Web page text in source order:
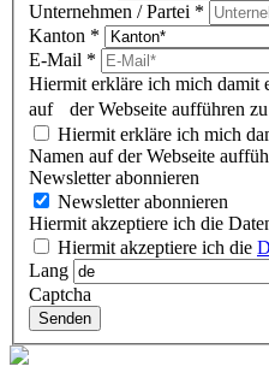
Unternehmen / Partei *
Kanton *
E-Mail *
Hiermit erkläre ich mich damit
auf der Webseite aufführen zu
Hiermit erkläre ich mich
Namen auf der Webseite
Newsletter abonnieren
Newsletter abonnieren
Hiermit akzeptiere ich die
Hiermit akzeptiere ich die
Lang
Captcha
Senden